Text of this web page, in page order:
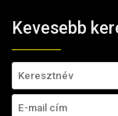
Kevesebb